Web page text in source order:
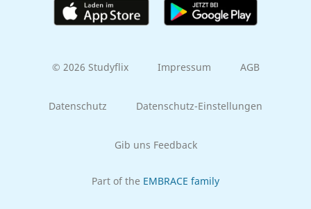
© 2026 Studyflix Impressum AGB
Datenschutz Datenschutz-Einstellungen
Gib uns Feedback
Part of the EMBRACE family